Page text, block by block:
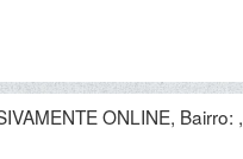
ONLINE, Bairro: ,